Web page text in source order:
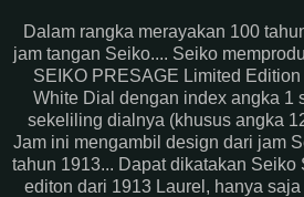
Dalam rangka merayakan 100
jam tangan Seiko.... Seiko
SEIKO PRESAGE Limited
White Dial dengan index angka 1
sekeliling dialnya (khusus angka
Jam ini mengambil design dari jam
tahun 1913... Dapat dikatakan
editon dari 1913 Laurel, hanya